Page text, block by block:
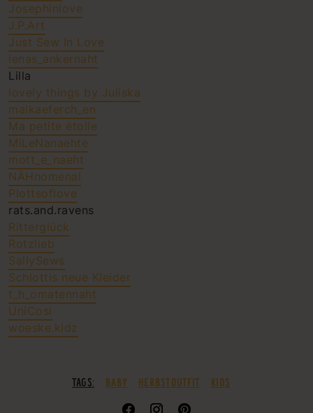
Josephinlove
J.P.Art
Just Sew In Love
lenas_ankernaht
Lilla
lovely things by Juliska
maikaeferch_en
Ma petite étoile
MiLeNanaehte
mott_e_naeht
NÄHnomenal
Plottsoflove
rats.and.ravens
Ritterglück
Rotzlieb
SallySews
Schlottis neue Kleider
t_h_omatennaht
UniCosi
woeske.kidz
TAGS: BABY HERBSTOUTFIT KIDS